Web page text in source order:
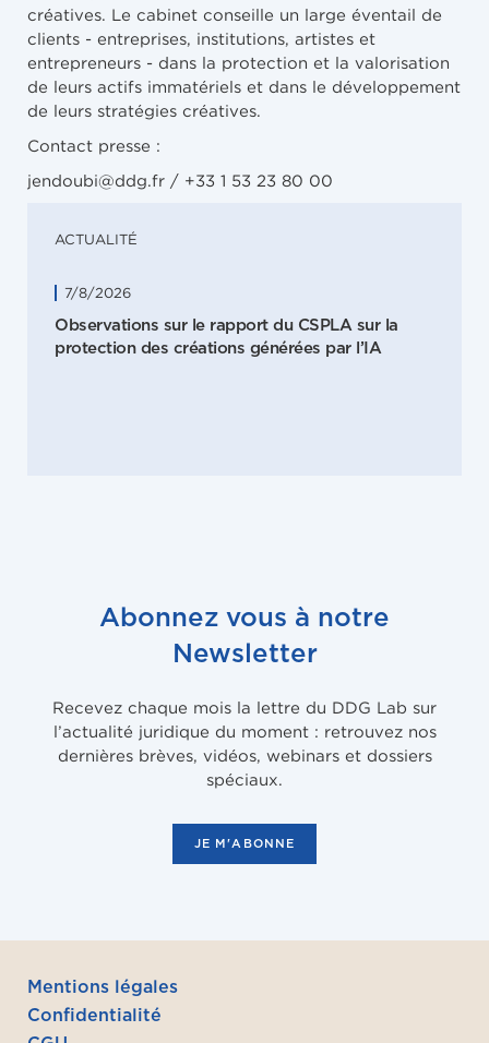
ACTUALITÉ
7/8/2026
Observations sur le rapport du CSPLA sur la
protection des créations générées par l’IA
créatives. Le cabinet conseille un large éventail de
clients - entreprises, institutions, artistes et
entrepreneurs - dans la protection et la valorisation
de leurs actifs immatériels et dans le développement
de leurs stratégies créatives.
Contact presse :
jendoubi@ddg.fr / +33 1 53 23 80 00
Abonnez vous à notre
Newsletter
Recevez chaque mois la lettre du DDG Lab sur
l’actualité juridique du moment : retrouvez nos
dernières brèves, vidéos, webinars et dossiers
spéciaux.
JE M'ABONNE
Mentions légales
Confidentialité